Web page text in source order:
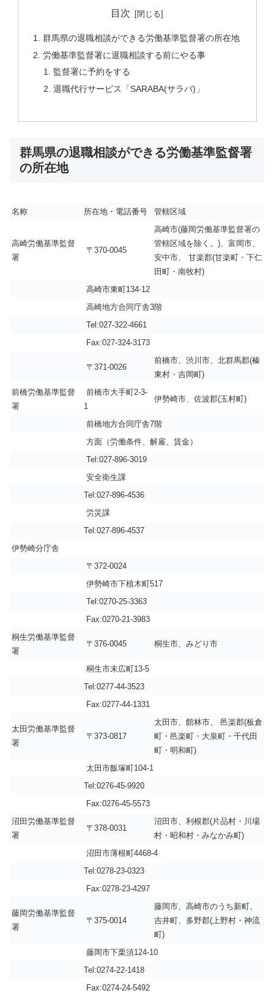
目次
群馬県の退職相談ができる労働基準監督署の所在地
労働基準監督署に退職相談する前にやる事
監督署に予約をする
退職代行サービス「SARABA(サラバ)」
群馬県の退職相談ができる労働基準監督署
の所在地
名称 所在地・電話番号 管轄区域
高崎労働基準監督
署
〒370-0045
高崎市(藤岡労働基準監督署の
管轄区域を除く。)、富岡市、
安中市、 甘楽郡(甘楽町・下仁
田町・南牧村)
高崎市東町134-12
高崎地方合同庁舎3階
Tel:027-322-4661
Fax:027-324-3173
〒371-0026
前橋市、渋川市、北群馬郡(榛
東村・吉岡町)
前橋労働基準監督
署
前橋市大手町2-3-
1
伊勢崎市、佐波郡(玉村町)
前橋地方合同庁舎7階
方面（労働条件、解雇、賃金）
Tel:027-896-3019
安全衛生課
Tel:027-896-4536
労災課
Tel:027-896-4537
伊勢崎分庁舎
〒372-0024
伊勢崎市下植木町517
Tel:0270-25-3363
Fax:0270-21-3983
桐生労働基準監督
署
〒376-0045 桐生市、みどり市
桐生市末広町13-5
Tel:0277-44-3523
Fax:0277-44-1331
太田労働基準監督
署
〒373-0817
太田市、館林市、 邑楽郡(板倉
町・邑楽町・大泉町・千代田
町・明和町)
太田市飯塚町104-1
Tel:0276-45-9920
Fax:0276-45-5573
沼田労働基準監督
署
〒378-0031
沼田市、利根郡(片品村・川場
村・昭和村・みなかみ町)
沼田市薄根町4468-4
Tel:0278-23-0323
Fax:0278-23-4297
藤岡労働基準監督
署
〒375-0014
藤岡市、高崎市のうち新町、
吉井町、多野郡(上野村・神流
町)
藤岡市下栗須124-10
Tel:0274-22-1418
Fax:0274-24-5492